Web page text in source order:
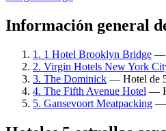
Información general
1. 1 Hotel Brooklyn Bridge —
2. Virgin Hotels New York
3. The Dominick — Hotel de 5
4. The Fifth Avenue Hotel —
5. Gansevoort Meatpacking —